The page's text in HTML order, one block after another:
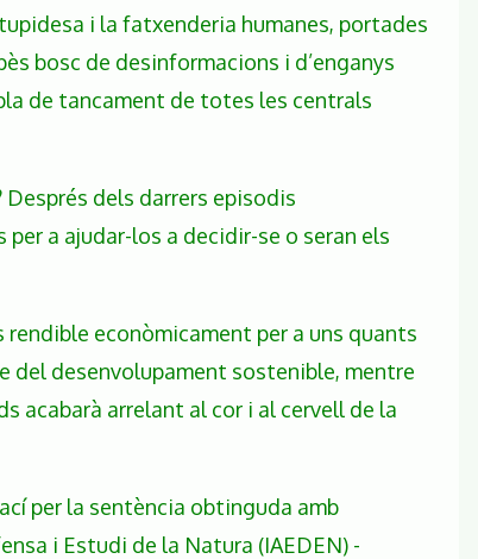
i la fatxenderia humanes, portades
bosc de desinformacions i d’enganys
de tancament de totes les centrals
dels darrers episodis
a ajudar-los a decidir-se o seran els
econòmicament per a uns quants
del desenvolupament sostenible, mentre
acabarà arrelant al cor i al cervell de la
per la sentència obtinguda amb
i Estudi de la Natura (IAEDEN) -